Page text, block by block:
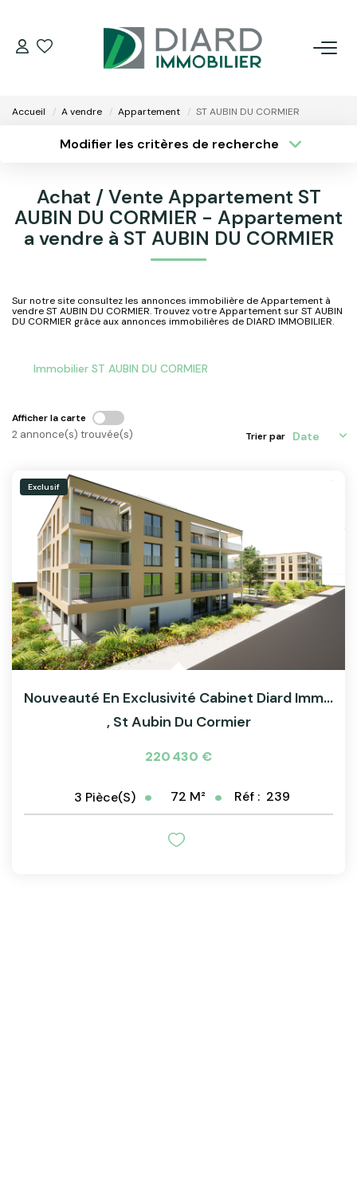
FAIRE GÉRER SON BIEN
NOS AGENCES
ACTU & FISCALITÉ
Accueil A vendre Appartement ST AUBIN DU CORMIER
Modifier les critères de recherche
Sélectionnez...
Type de bien
Surface min
Achat / Vente Appartement ST
AUBIN DU CORMIER - Appartement
a vendre à ST AUBIN DU CORMIER
Sur notre site consultez les annonces immobilière de Appartement à
vendre ST AUBIN DU CORMIER. Trouvez votre Appartement sur ST AUBIN
DU CORMIER grâce aux annonces immobilières de DIARD IMMOBILIER.
Immobilier ST AUBIN DU CORMIER
Afficher la carte
2 annonce(s) trouvée(s) Trier par
Exclusif
Nouveauté En Exclusivité Cabinet Diard Immobilier !...
, St Aubin Du Cormier
220 430 €
3 Pièce(s) 72 M² Réf : 239